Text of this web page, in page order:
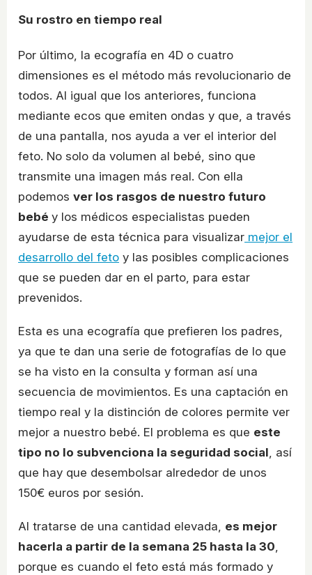
Su rostro en tiempo real
Por último, la ecografía en 4D o cuatro
dimensiones es el método más revolucionario de
todos. Al igual que los anteriores, funciona
mediante ecos que emiten ondas y que, a través
de una pantalla, nos ayuda a ver el interior del
feto. No solo da volumen al bebé, sino que
transmite una imagen más real. Con ella
podemos ver los rasgos de nuestro futuro
bebé y los médicos especialistas pueden
ayudarse de esta técnica para visualizar mejor el
desarrollo del feto y las posibles complicaciones
que se pueden dar en el parto, para estar
prevenidos.
Esta es una ecografía que prefieren los padres,
ya que te dan una serie de fotografías de lo que
se ha visto en la consulta y forman así una
secuencia de movimientos. Es una captación en
tiempo real y la distinción de colores permite ver
mejor a nuestro bebé. El problema es que este
tipo no lo subvenciona la seguridad social, así
que hay que desembolsar alrededor de unos
150€ euros por sesión.
Al tratarse de una cantidad elevada, es mejor
hacerla a partir de la semana 25 hasta la 30,
porque es cuando el feto está más formado y